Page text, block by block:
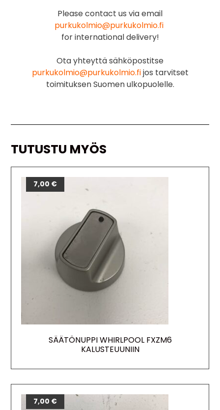
Please contact us via email
purkukolmio@purkukolmio.fi
for international delivery!
Ota yhteyttä sähköpostitse
purkukolmio@purkukolmio.fijos tarvitset
toimituksen Suomen ulkopuolelle.
TUTUSTU MYÖS
SÄÄTÖNUPPI WHIRLPOOL FXZM6
KALUSTEUUNIIN
7,00 €
7,00 €